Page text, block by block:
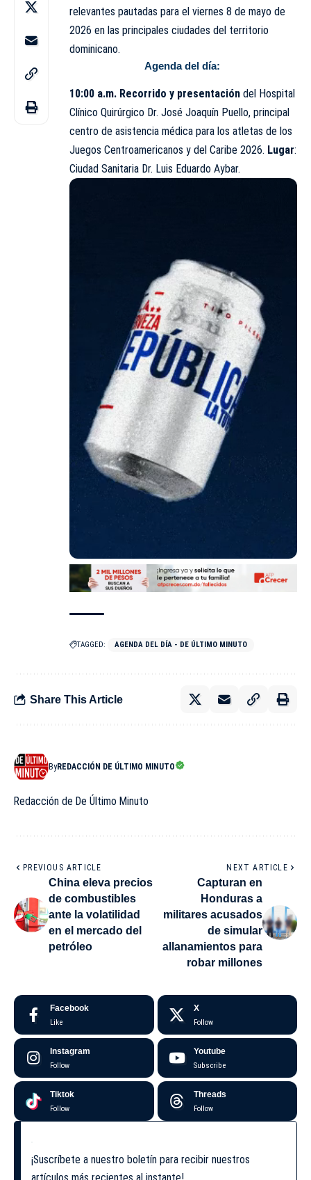
relevantes pautadas para el viernes 8 de mayo de
2026 en las principales ciudades del territorio
dominicano.
Agenda del día:
10:00 a.m. Recorrido y presentación del Hospital
Clínico Quirúrgico Dr. José Joaquín Puello, principal
centro de asistencia médica para los atletas de los
Juegos Centroamericanos y del Caribe 2026. Lugar:
Ciudad Sanitaria Dr. Luis Eduardo Aybar.
TAGGED: AGENDA DEL DÍA - DE ÚLTIMO MINUTO
Share This Article
ByREDACCIÓN DE ÚLTIMO MINUTO
Redacción de De Último Minuto
PREVIOUS ARTICLE
China eleva precios
de combustibles
ante la volatilidad
en el mercado del
petróleo
NEXT ARTICLE
Capturan en
Honduras a
militares acusados
de simular
allanamientos para
robar millones
Facebook
Like
X
Follow
Instagram
Follow
Youtube
Subscribe
Tiktok
Follow
Threads
Follow
¡Suscríbete a nuestro boletín para recibir nuestros